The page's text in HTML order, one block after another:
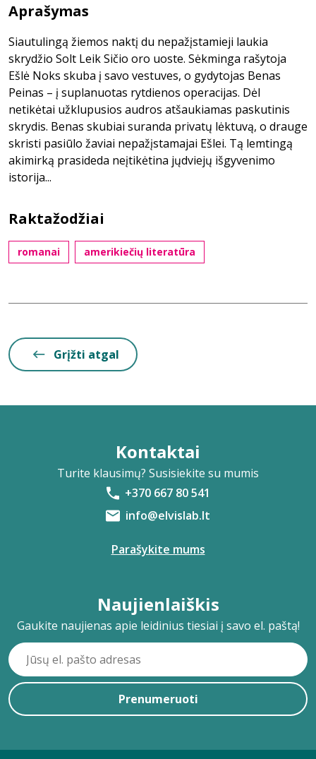
Aprašymas
Siautulingą žiemos naktį du nepažįstamieji laukia
skrydžio Solt Leik Sičio oro uoste. Sėkminga rašytoja
Ešlė Noks skuba į savo vestuves, o gydytojas Benas
Peinas – į suplanuotas rytdienos operacijas. Dėl
netikėtai užklupusios audros atšaukiamas paskutinis
skrydis. Benas skubiai suranda privatų lėktuvą, o drauge
skristi pasiūlo žaviai nepažįstamajai Ešlei. Tą lemtingą
akimirką prasideda neįtikėtina jųdviejų išgyvenimo
istorija...
Raktažodžiai
romanai amerikiečių literatūra
Grįžti atgal
Kontaktai
Turite klausimų? Susisiekite su mumis
+370 667 80 541
info@elvislab.lt
Parašykite mums
Naujienlaiškis
Gaukite naujienas apie leidinius tiesiai į savo el. paštą!
Prenumeruoti